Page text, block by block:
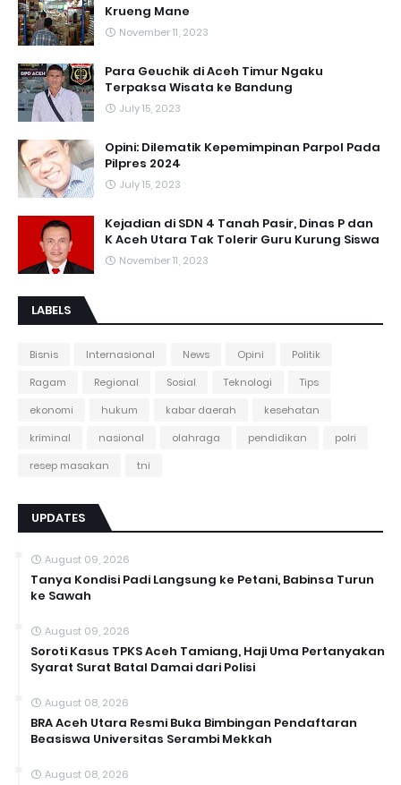
Krueng Mane
November 11, 2023
Para Geuchik di Aceh Timur Ngaku
Terpaksa Wisata ke Bandung
July 15, 2023
Opini: Dilematik Kepemimpinan Parpol Pada
Pilpres 2024
July 15, 2023
Kejadian di SDN 4 Tanah Pasir, Dinas P dan
K Aceh Utara Tak Tolerir Guru Kurung Siswa
November 11, 2023
LABELS
Bisnis Internasional News Opini
Politik
Ragam
Regional Sosial Teknologi
Tips
ekonomi
hukum kabar daerah
kesehatan
kriminal
nasional olahraga pendidikan
polri
resep masakan
tni
UPDATES
August 09, 2026
Tanya Kondisi Padi Langsung ke Petani, Babinsa Turun
ke Sawah
August 09, 2026
Soroti Kasus TPKS Aceh Tamiang, Haji Uma Pertanyakan
Syarat Surat Batal Damai dari Polisi
August 08, 2026
BRA Aceh Utara Resmi Buka Bimbingan Pendaftaran
Beasiswa Universitas Serambi Mekkah
August 08, 2026